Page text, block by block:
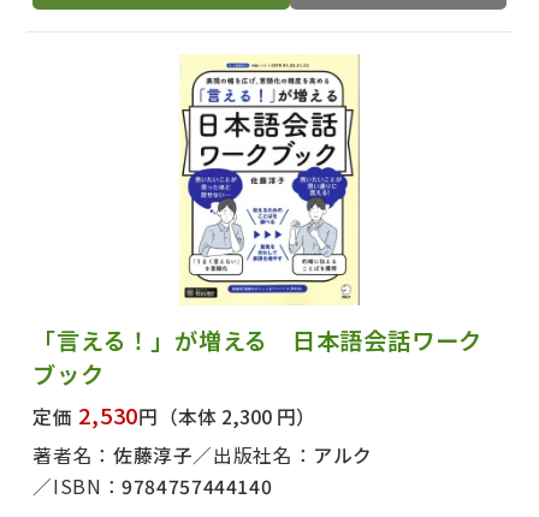
「言える！」が増える 日本語会話ワーク
ブック
定価 2,530円 （本体 2,300 円）
著者名： 佐藤淳子 出版社名： アルク
ISBN：9784757444140